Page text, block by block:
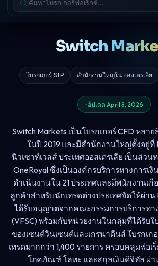
Switch
โบรกเกอร์ STP สำนักงานใหญ่ใน ออสเตรเลีย
อัปเดต April 8, 2026
Switch Markets เป็นโบรกเกอร์ CFD หล
ในปี 2019 และมีสำนักงานใหญ่ตั้งอยู่ที่
นิวเซาท์เวลส์ ประเทศออสเตรเลีย เป็นส่ว
OneRoyal ซึ่งเป็นองค์กรบริการทางการเ
ดำเนินงานใน 21 ประเทศและมีพนักงานเกื
ลูกค้าสำหรับนักเทรดต่างประเทศจัดให้ผ่าน
ได้รับอนุญาตจากคณะกรรมการบริการทา
(VFSC) พร้อมกับหน่วยงานในกลุ่มที่ได้รับ
ของเซนต์วินเซนต์และเกรนาดีนส์ โบรกเก
เทรดมากกว่า 1,400 รายการ ครอบคลุมฟอ
โภคภัณฑ์ โลหะ และสกุลเงินดิจิทัล ผ่